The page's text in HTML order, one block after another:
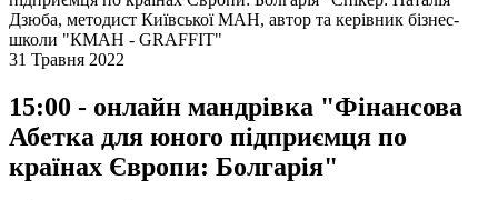
Дзюба, методист Київської МАН, автор та керівник бізнес-
школи "КМАН - GRAFFIT"
31 Травня 2022
15:00 - онлайн мандрівка "Фінансова
Абетка для юного підприємця по
країнах Європи: Болгарія"